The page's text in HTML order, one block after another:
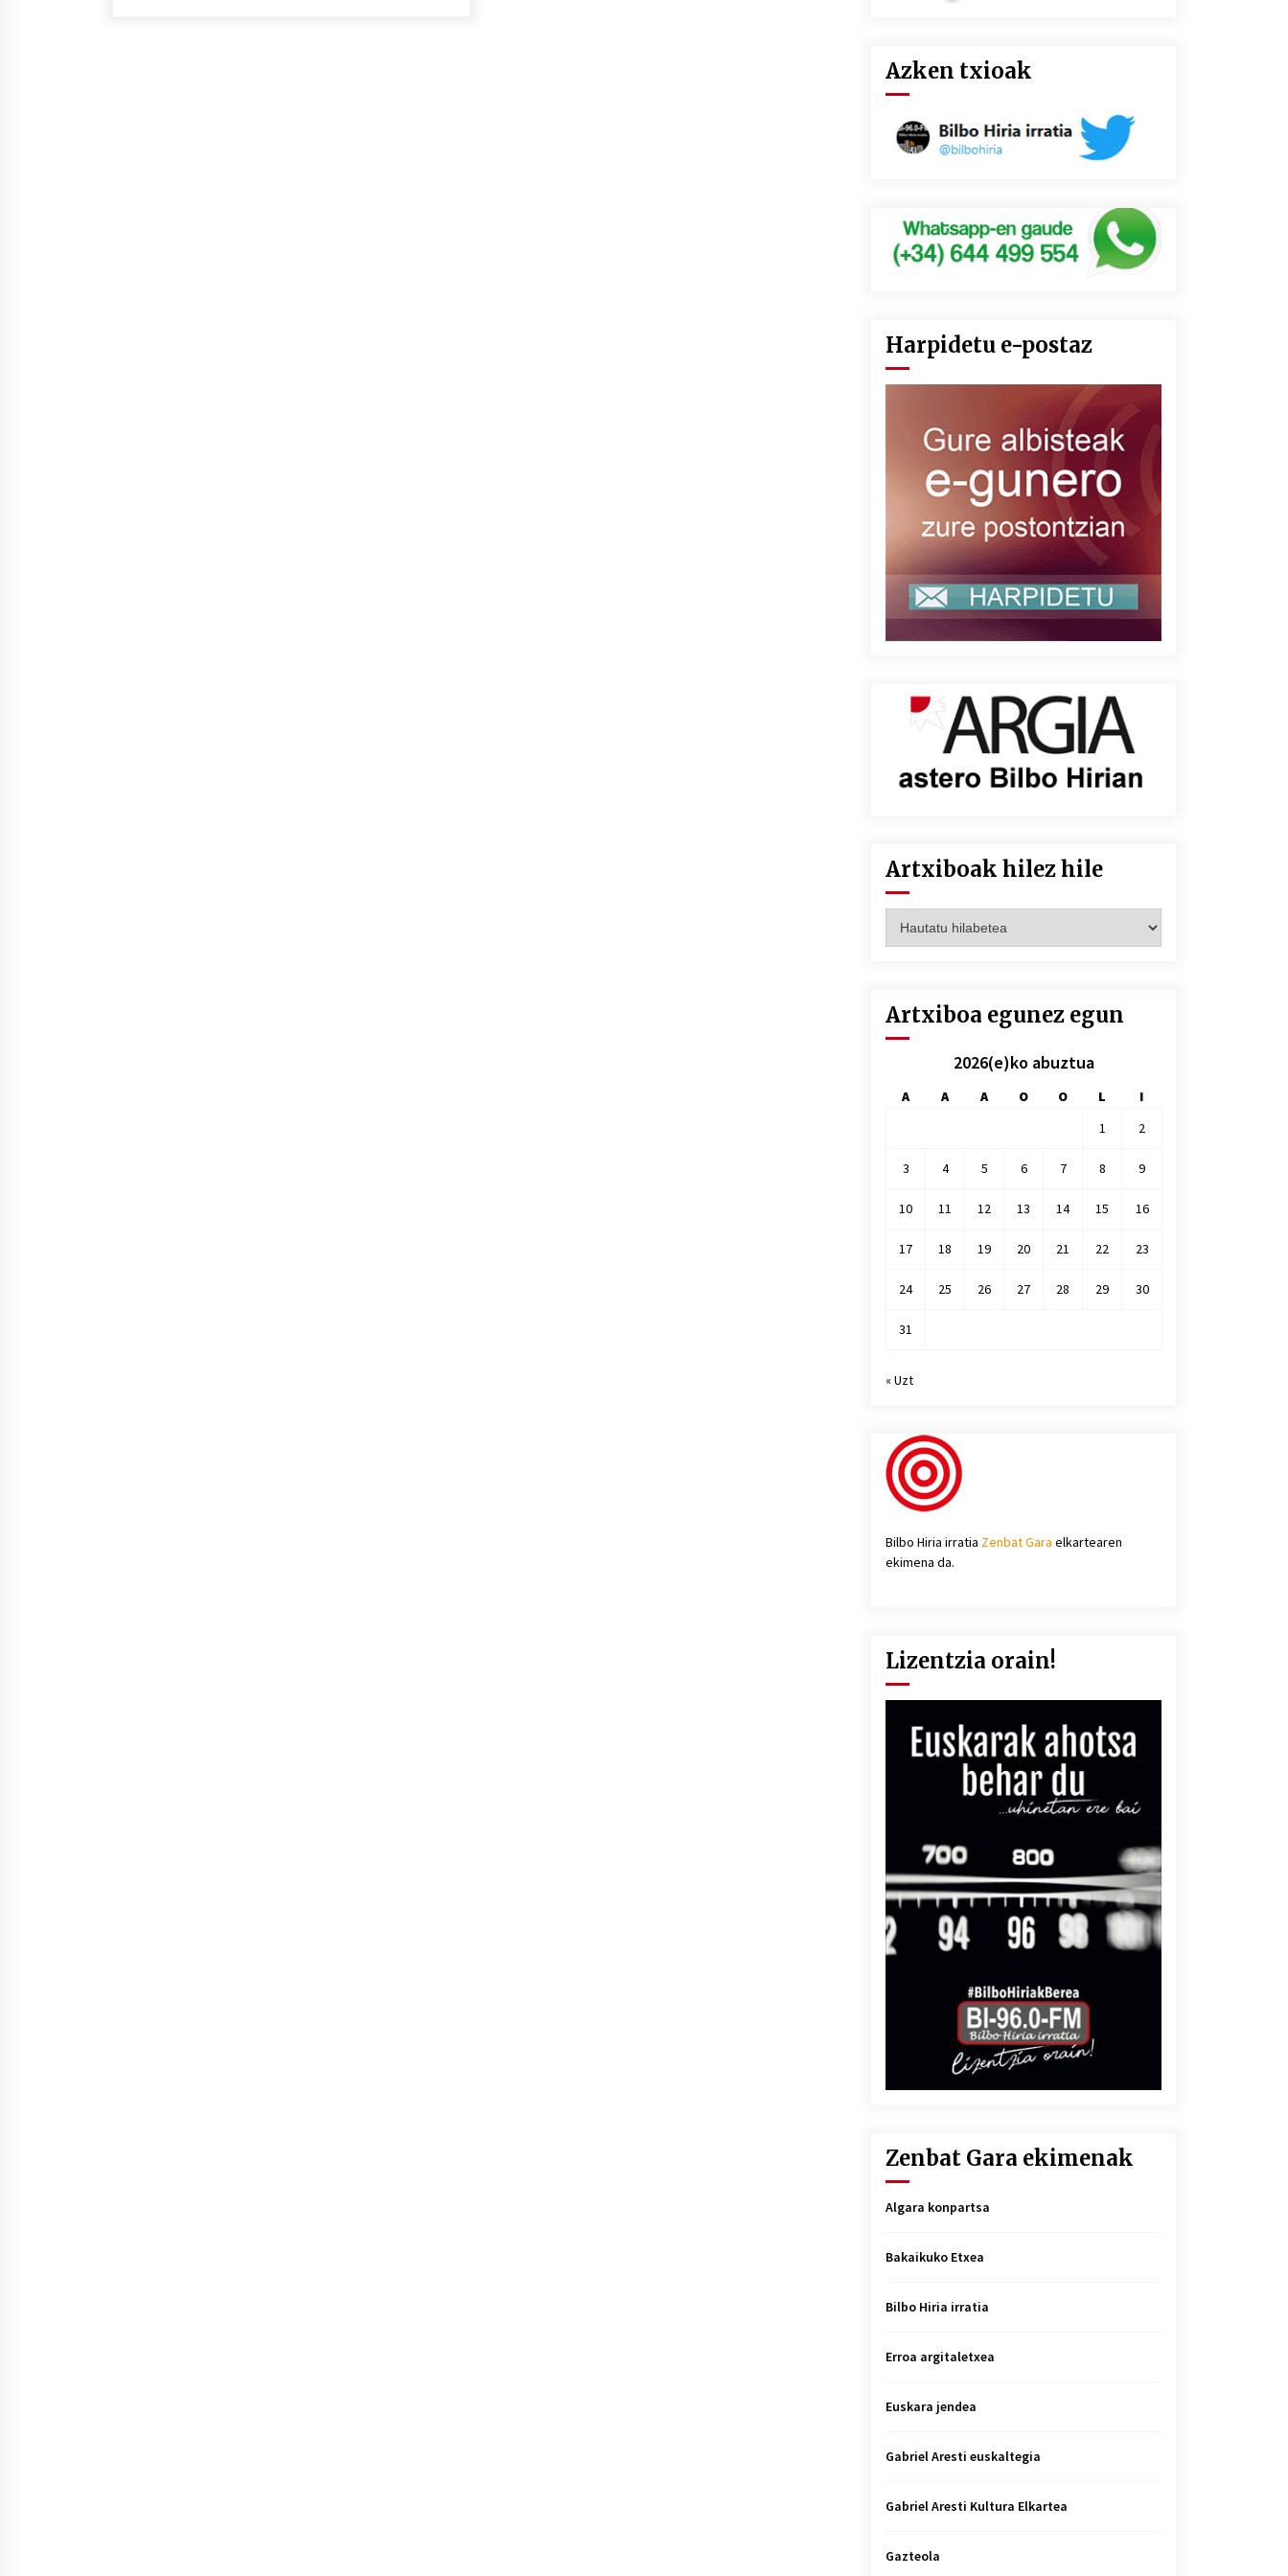
Azken txioak
Harpidetu e-postaz
Artxiboak hilez hile
hilez
Artxiboa egunez egun
2026(e)ko abuztua
A A A O O L
I
1
2
3 4 5 6 7 8 9
10 11 12 13 14 15 16
17 18 19 20 21 22 23
24 25 26 27 28 29 30
31
« Uzt
Bilbo Hiria irratia Zenbat Gara elkartearen
ekimena da.
Lizentzia orain!
Zenbat Gara ekimenak
Algara konpartsa
Bakaikuko Etxea
Bilbo Hiria irratia
Erroa argitaletxea
Euskara jendea
Gabriel Aresti euskaltegia
Gabriel Aresti Kultura Elkartea
Gazteola